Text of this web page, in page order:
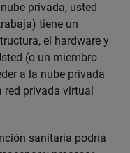
privada, usted
tiene un
el hardware y
(o un miembro
a la nube privada
red privada virtual
sanitaria podría